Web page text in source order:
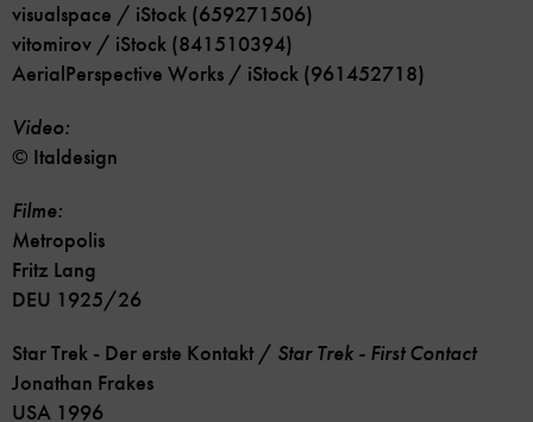
visualspace / iStock (659271506)
vitomirov / iStock (841510394)
AerialPerspective Works / iStock (961452718)
Video:
© Italdesign
Filme:
Metropolis
Fritz Lang
DEU 1925/26
Star Trek - Der erste Kontakt / Star Trek - First Contact
Jonathan Frakes
USA 1996